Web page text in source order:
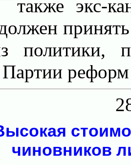
также экс-
политики,
Партии
чиновников